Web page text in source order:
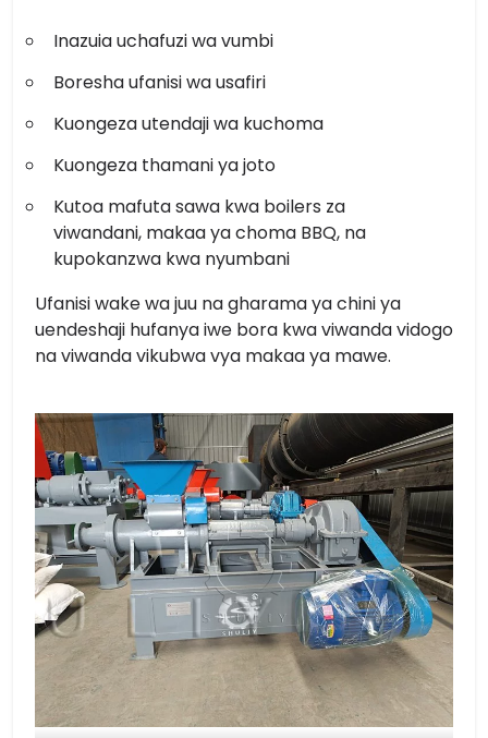
Inazuia uchafuzi wa vumbi
Boresha ufanisi wa usafiri
Kuongeza utendaji wa kuchoma
Kuongeza thamani ya joto
Kutoa mafuta sawa kwa boilers za
viwandani, makaa ya choma BBQ, na
kupokanzwa kwa nyumbani
Ufanisi wake wa juu na gharama ya chini ya
uendeshaji hufanya iwe bora kwa viwanda vidogo
na viwanda vikubwa vya makaa ya mawe.